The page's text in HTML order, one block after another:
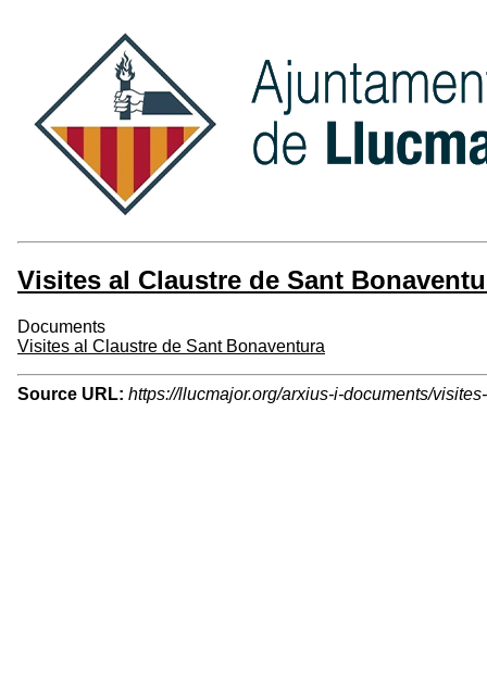
Visites al Claustre de Sant
Documents
Visites al Claustre de Sant Bonaventura
Source URL: https://llucmajor.org/arxius-i-documents/